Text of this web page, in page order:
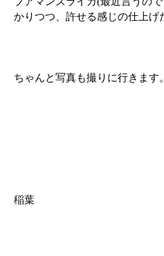
かりつつ、許せる感じの仕上げ
ちゃんと写真も撮りに行きます。
稲葉